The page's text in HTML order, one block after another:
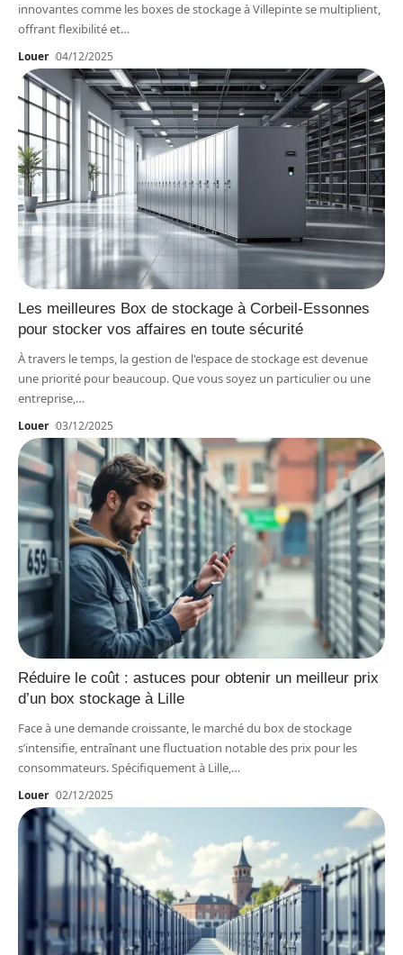
innovantes comme les boxes de stockage à Villepinte se multiplient,
offrant flexibilité et…
Louer 04/12/2025
Les meilleures Box de stockage à Corbeil-Essonnes
pour stocker vos affaires en toute sécurité
À travers le temps, la gestion de l'espace de stockage est devenue
une priorité pour beaucoup. Que vous soyez un particulier ou une
entreprise,…
Louer 03/12/2025
Réduire le coût : astuces pour obtenir un meilleur prix
d’un box stockage à Lille
Face à une demande croissante, le marché du box de stockage
s’intensifie, entraînant une fluctuation notable des prix pour les
consommateurs. Spécifiquement à Lille,…
Louer 02/12/2025